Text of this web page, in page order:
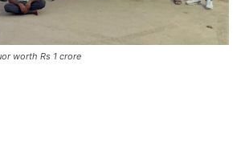
worth Rs 1 crore